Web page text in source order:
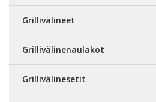
Grillivälineet
Grillivälinenaulakot
Grillivälinesetit